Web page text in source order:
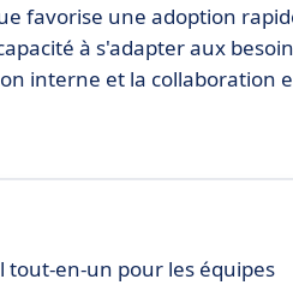
favorise une adoption
à s'adapter aux
interne et la collaboration
tout-en-un pour les équipes